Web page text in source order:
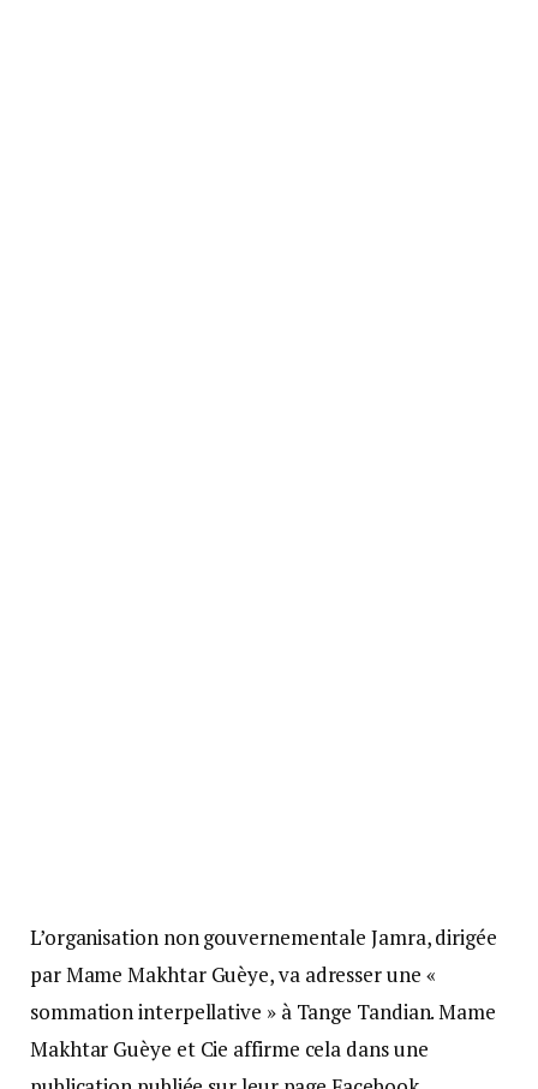
L’organisation non gouvernementale Jamra, dirigée
par Mame Makhtar Guèye, va adresser une «
sommation interpellative » à Tange Tandian. Mame
Makhtar Guèye et Cie affirme cela dans une